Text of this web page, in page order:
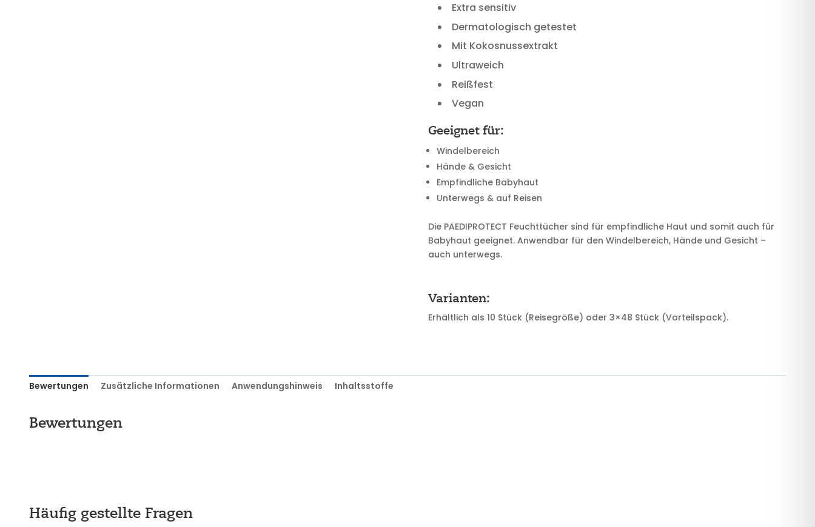
Extra sensitiv
Dermatologisch getestet
Mit Kokosnussextrakt
Ultraweich
Reißfest
Vegan
Geeignet für:
Windelbereich
Hände & Gesicht
Empfindliche Babyhaut
Unterwegs & auf Reisen
Die PAEDIPROTECT Feuchttücher sind für empfindliche Haut und somit auch für
Babyhaut geeignet. Anwendbar für den Windelbereich, Hände und Gesicht –
auch unterwegs.
Varianten:
Erhältlich als 10 Stück (Reisegröße) oder 3×48 Stück (Vorteilspack).
Bewertungen Zusätzliche Informationen Anwendungshinweis Inhaltsstoffe
Bewertungen
Häufig gestellte Fragen